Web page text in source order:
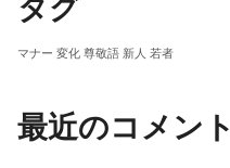
マナー 変化 尊敬語 新人 若者
最近のコメント